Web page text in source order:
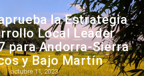
la Estrategia
Local Leader
para Andorra-Sierra
y Bajo Martín
octubre 11, 2023